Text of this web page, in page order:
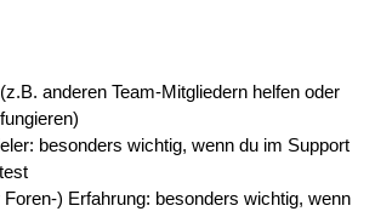
anderen Team-Mitgliedern helfen oder
besonders wichtig, wenn du im Support
) Erfahrung: besonders wichtig, wenn